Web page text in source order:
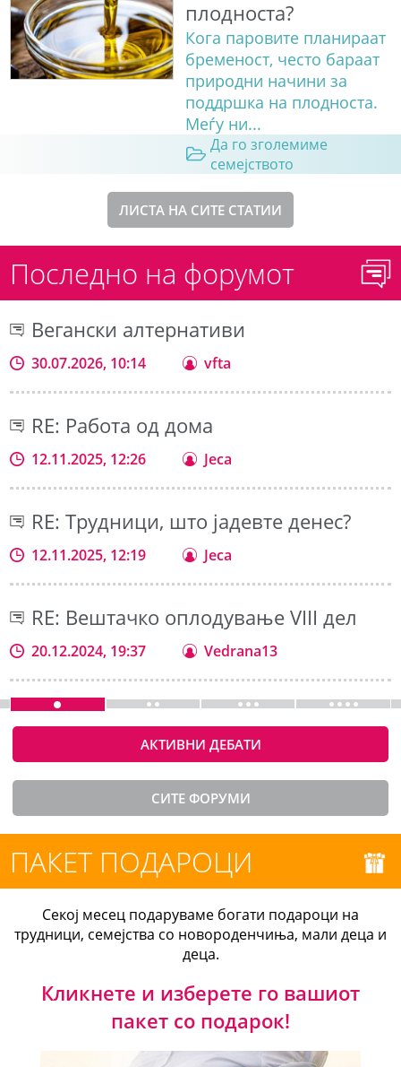
плодноста?
Кога паровите планираат
бременост, често бараат
природни начини за
поддршка на плодноста.
Меѓу ни...
Да го зголемиме
семејството
ЛИСТА НА СИТЕ СТАТИИ
Последно на форумот
Вегански алтернативи
30.07.2026, 10:14 vfta
RE: Работа од дома
12.11.2025, 12:26 Jeca
RE: Трудници, што јадевте денес?
12.11.2025, 12:19 Jeca
RE: Вештачко оплодување VIII дел
20.12.2024, 19:37 Vedrana13
АКТИВНИ ДЕБАТИ
СИТЕ ФОРУМИ
ПАКЕТ ПОДАРОЦИ
Секој месец подаруваме богати подароци на
трудници, семејства со новороденчиња, мали деца и
деца.
Кликнете и изберете го вашиот
пакет со подарок!